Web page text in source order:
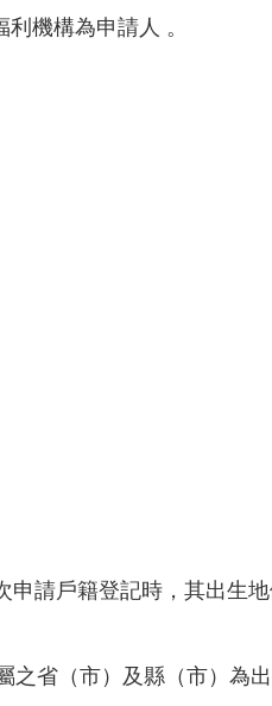
機構為申請人 。
請戶籍登記時，其出生地
之省（市）及縣（市）為出